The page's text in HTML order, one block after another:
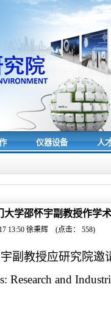
仪器设备 人
大学邵怀宇副教授作学
13:50 徐秉辉 (点击： 558)
副教授应研究院邀
Research and